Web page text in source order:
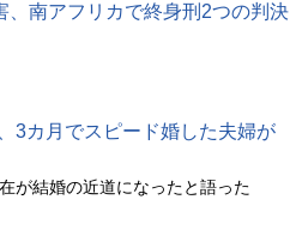
南アフリカで終身刑2つの判決
3カ月でスピード婚した夫婦が
が結婚の近道になったと語った